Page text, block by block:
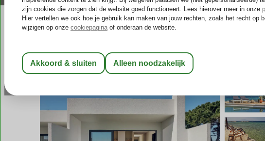
Altijd inclusief huurauto Kleinschalige & unieke accommodaties
Oceanis Luxury Suites
Logies-Appartement